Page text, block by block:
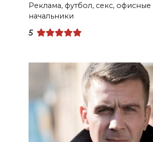
Реклама, футбол, секс,
начальники
5